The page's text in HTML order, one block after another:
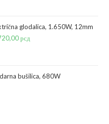
рсд.
38.900,00 рсд.
glodalica, 1.650W, 12mm
рсд
29.720,00 рсд.
bušilica, 680W